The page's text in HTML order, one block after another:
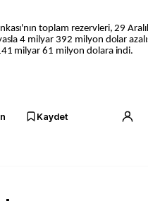
toplam rezervleri, 29
4 milyar 392 milyon dolar
milyar 61 milyon dolara indi.
Kaydet